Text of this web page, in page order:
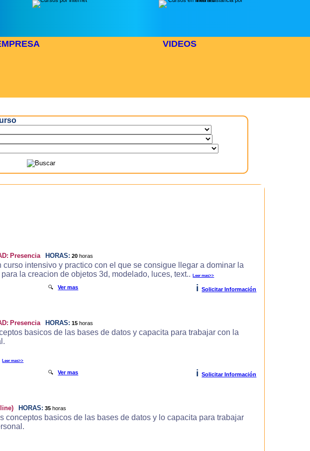
VIDEOS
Presencia HORAS: 20 horas
intensivo y practico con el que se consigue llegar a dominar la
la creacion de objetos 3d, modelado, luces, text..Leer mas>>
🔍Ver mas i Solicitar Información
Presencia HORAS: 15 horas
basicos de las bases de datos y capacita para trabajar con la
Leer mas>>
🔍Ver mas i Solicitar Información
HORAS: 35 horas
conceptos basicos de las bases de datos y lo capacita para trabajar